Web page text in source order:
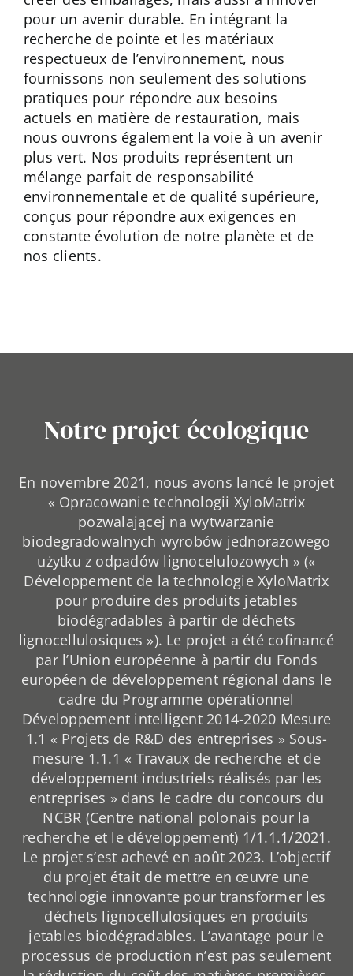
pour un avenir durable. En intégrant la
recherche de pointe et les matériaux
respectueux de l’environnement, nous
fournissons non seulement des solutions
pratiques pour répondre aux besoins
actuels en matière de restauration, mais
nous ouvrons également la voie à un avenir
plus vert. Nos produits représentent un
mélange parfait de responsabilité
environnementale et de qualité supérieure,
conçus pour répondre aux exigences en
constante évolution de notre planète et de
nos clients.
Notre projet écologique
En novembre 2021, nous avons lancé le projet
« Opracowanie technologii XyloMatrix
pozwalającej na wytwarzanie
biodegradowalnych wyrobów jednorazowego
użytku z odpadów lignocelulozowych » («
Développement de la technologie XyloMatrix
pour produire des produits jetables
biodégradables à partir de déchets
lignocellulosiques »). Le projet a été cofinancé
par l’Union européenne à partir du Fonds
européen de développement régional dans le
cadre du Programme opérationnel
Développement intelligent 2014-2020 Mesure
1.1 « Projets de R&D des entreprises » Sous-
mesure 1.1.1 « Travaux de recherche et de
développement industriels réalisés par les
entreprises » dans le cadre du concours du
NCBR (Centre national polonais pour la
recherche et le développement) 1/1.1.1/2021.
Le projet s’est achevé en août 2023. L’objectif
du projet était de mettre en œuvre une
technologie innovante pour transformer les
déchets lignocellulosiques en produits
jetables biodégradables. L’avantage pour le
processus de production n’est pas seulement